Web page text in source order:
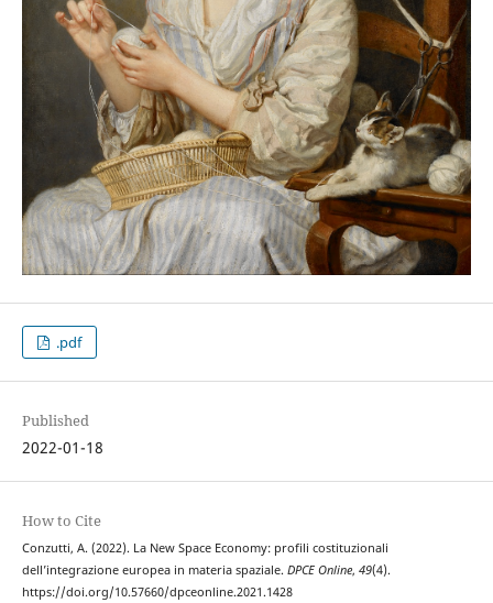
.pdf
Published
2022-01-18
How to Cite
Conzutti, A. (2022). La New Space Economy: profili costituzionali
dell’integrazione europea in materia spaziale. DPCE Online, 49(4).
https://doi.org/10.57660/dpceonline.2021.1428